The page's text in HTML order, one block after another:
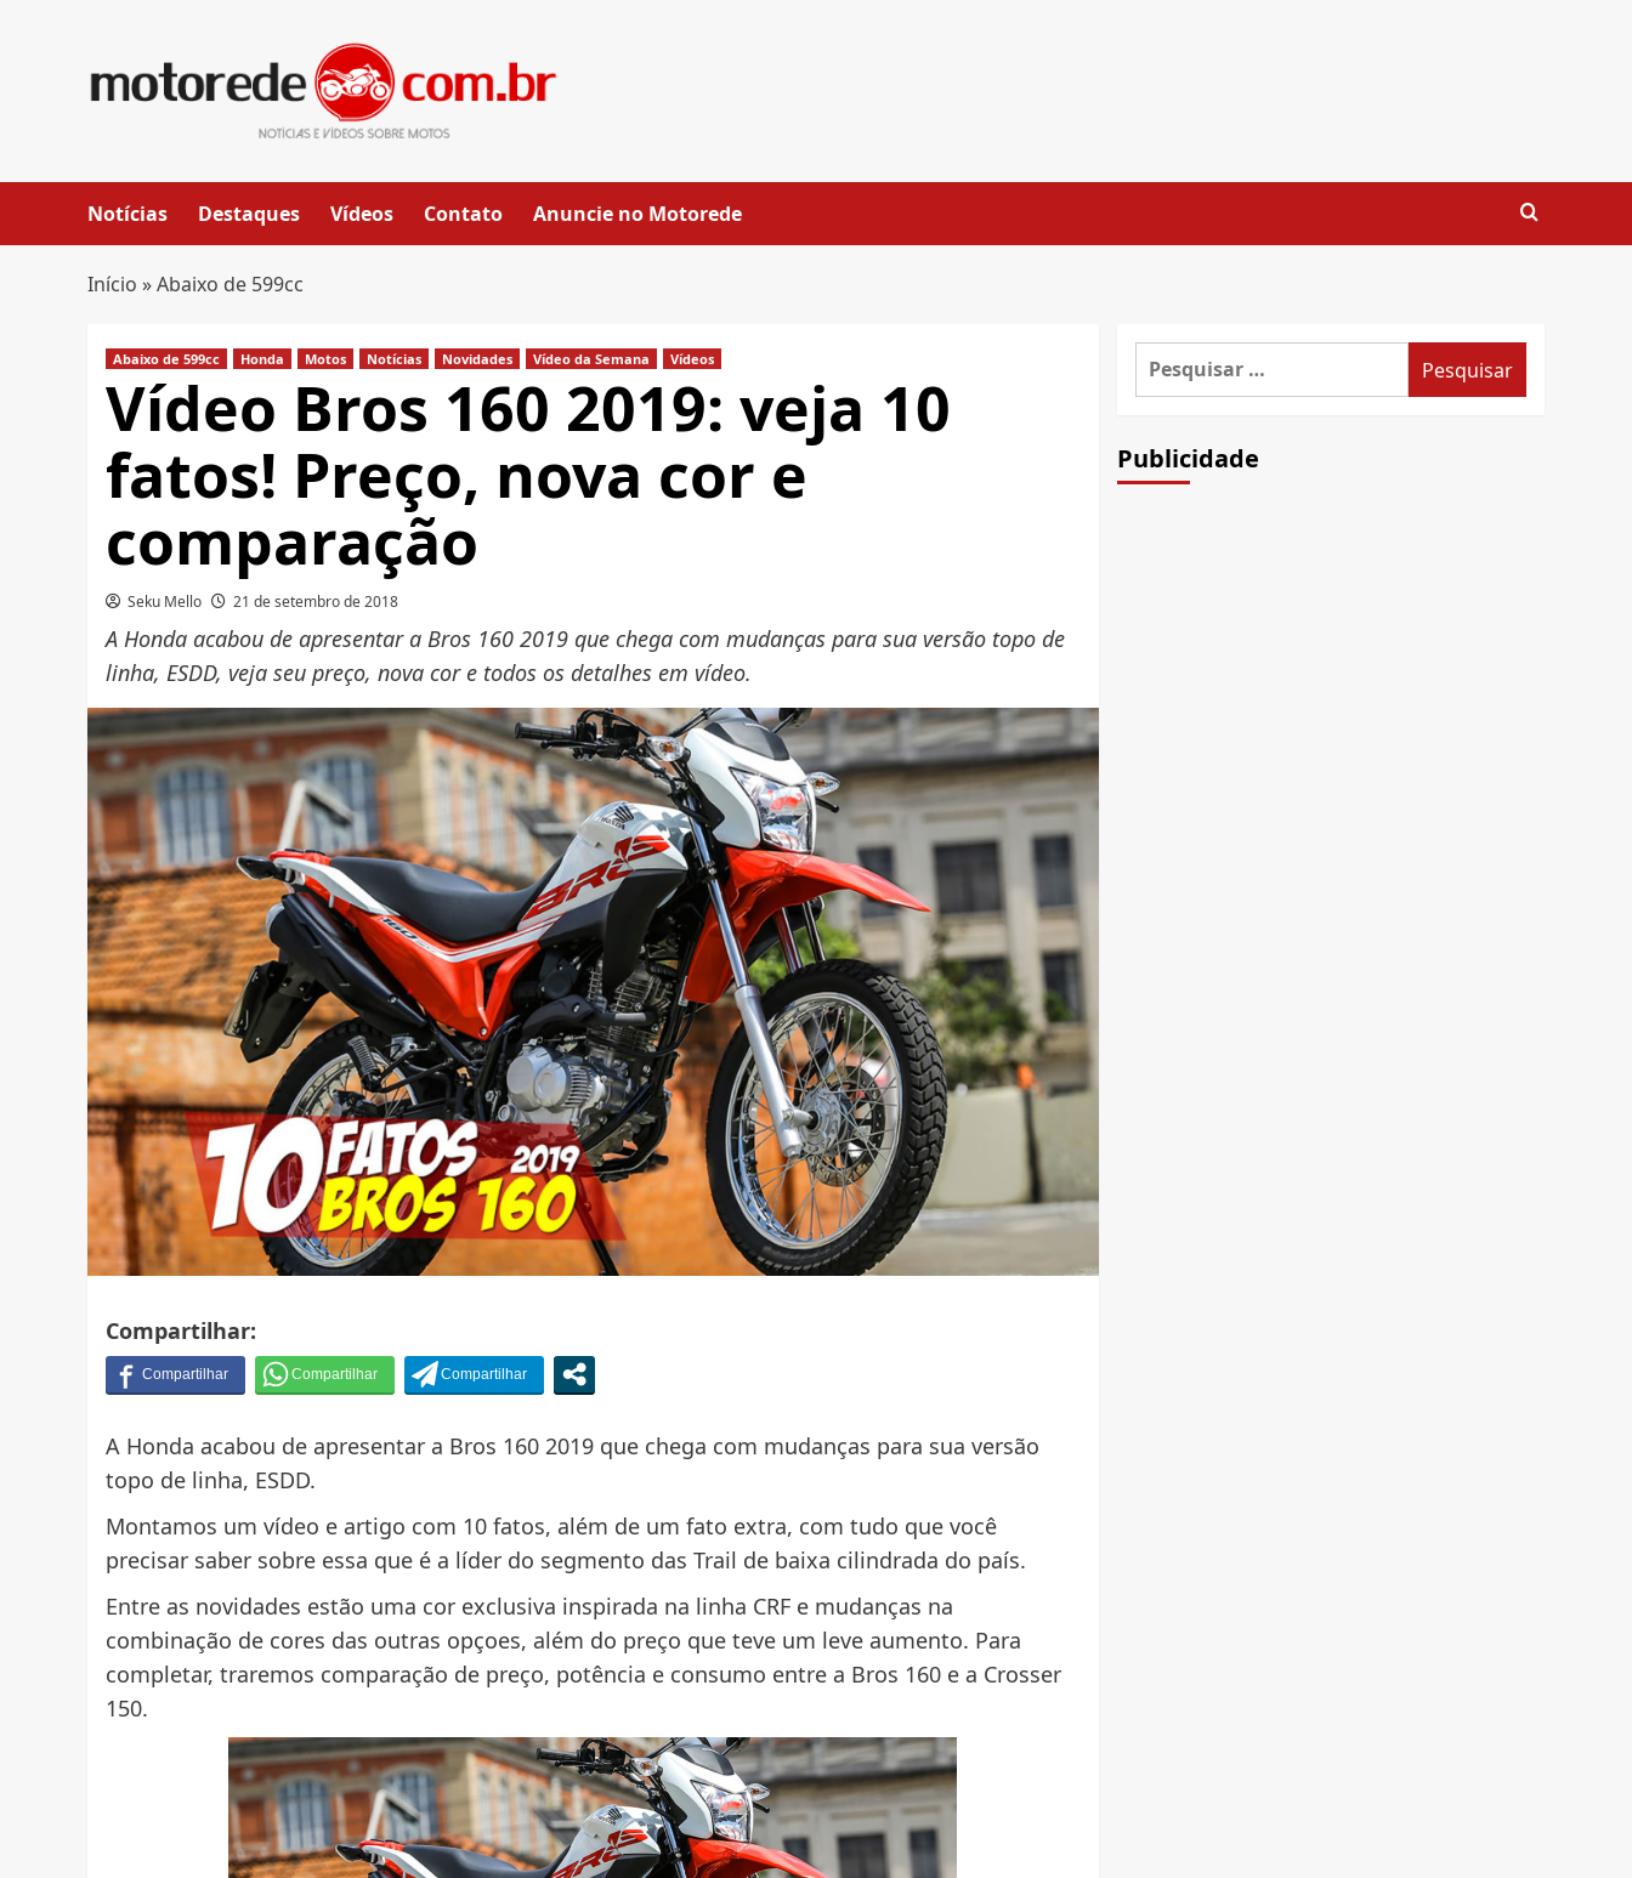
Notícias Destaques Vídeos Contato Anuncie no Motorede
Início »Abaixo de 599cc
Abaixo de 599cc Honda Motos Notícias Novidades Vídeo da Semana Vídeos
Vídeo Bros 160 2019: veja 10
fatos! Preço, nova cor e
comparação
Seku Mello 21 de setembro de 2018
A Honda acabou de apresentar a Bros 160 2019 que chega com mudanças para sua versão topo de
linha, ESDD, veja seu preço, nova cor e todos os detalhes em vídeo.
Compartilhar:
A Honda acabou de apresentar a Bros 160 2019 que chega com mudanças para sua versão
topo de linha, ESDD.
Montamos um vídeo e artigo com 10 fatos, além de um fato extra, com tudo que você
precisar saber sobre essa que é a líder do segmento das Trail de baixa cilindrada do país.
Entre as novidades estão uma cor exclusiva inspirada na linha CRF e mudanças na
combinação de cores das outras opçoes, além do preço que teve um leve aumento. Para
completar, traremos comparação de preço, potência e consumo entre a Bros 160 e a Crosser
150.
Pesquisar
Publicidade